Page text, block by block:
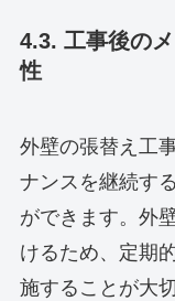
4.3. 工事後の
性
外壁の張替え工
ナンスを継続す
ができます。外
けるため、定期
施することが大切